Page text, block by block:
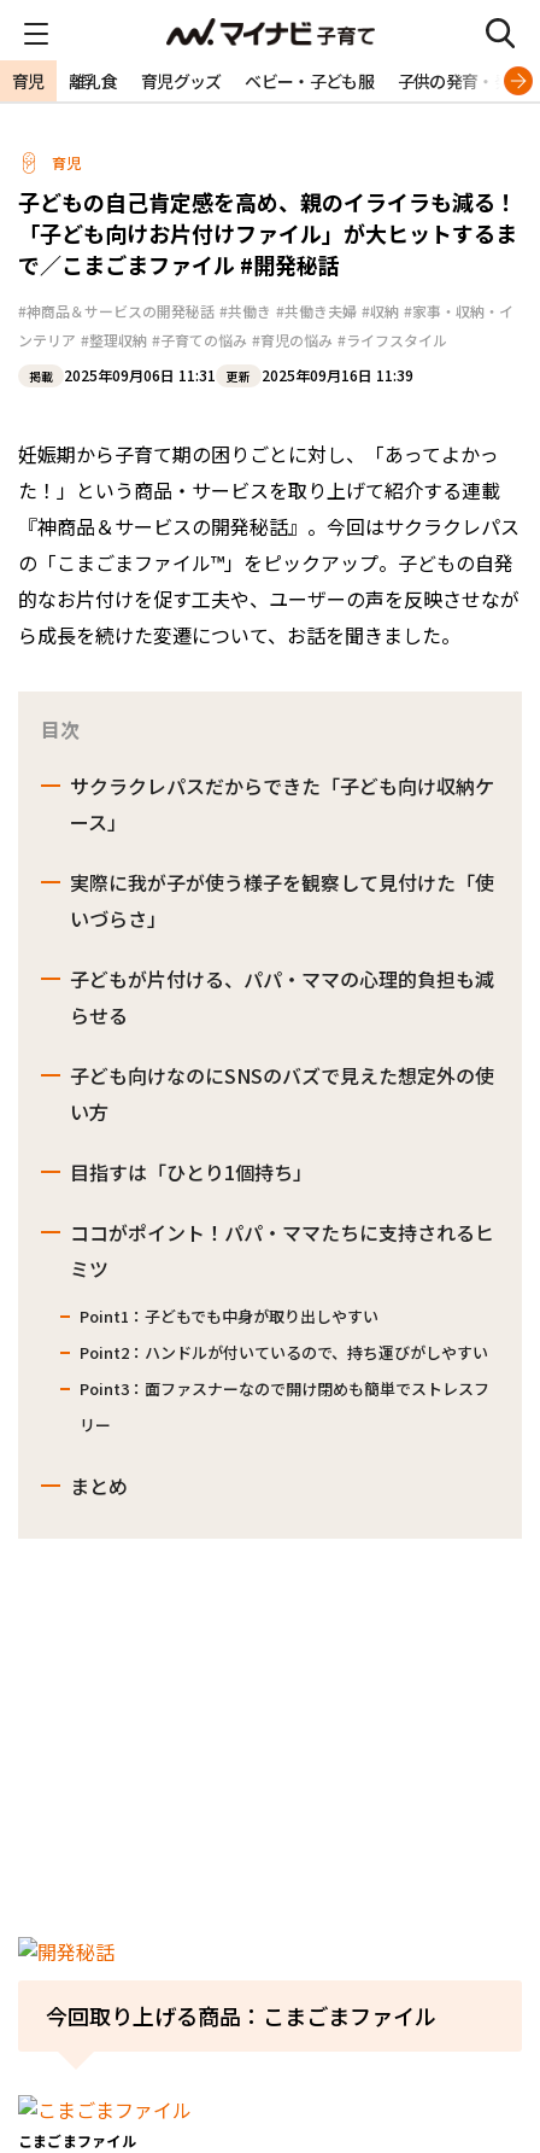
育児 離乳食 育児グッズ ベビー・子ども服 子供の発育・発達
育児
子どもの自己肯定感を高め、親のイライラも減る！
「子ども向けお片付けファイル」が大ヒットするま
で／こまごまファイル #開発秘話
#神商品＆サービスの開発秘話 #共働き #共働き夫婦 #収納 #家事・収納・イ
ンテリア #整理収納 #子育ての悩み #育児の悩み #ライフスタイル
掲載 2025年09月06日 11:31 更新 2025年09月16日 11:39
妊娠期から子育て期の困りごとに対し、「あってよかっ
た！」という商品・サービスを取り上げて紹介する連載
『神商品＆サービスの開発秘話』。今回はサクラクレパス
の「こまごまファイル™」をピックアップ。子どもの自発
的なお片付けを促す工夫や、ユーザーの声を反映させなが
ら成長を続けた変遷について、お話を聞きました。
目次
サクラクレパスだからできた「子ども向け収納ケ
ース」
実際に我が子が使う様子を観察して見付けた「使
いづらさ」
子どもが片付ける、パパ・ママの心理的負担も減
らせる
子ども向けなのにSNSのバズで見えた想定外の使
い方
目指すは「ひとり1個持ち」
ココがポイント！パパ・ママたちに支持されるヒ
ミツ
Point1：子どもでも中身が取り出しやすい
Point2：ハンドルが付いているので、持ち運びがしやすい
Point3：面ファスナーなので開け閉めも簡単でストレスフ
リー
まとめ
今回取り上げる商品：こまごまファイル
こまごまファイル